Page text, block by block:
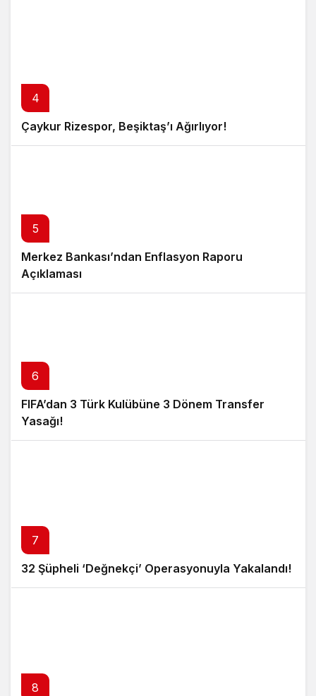
4
Çaykur Rizespor, Beşiktaş’ı Ağırlıyor!
5
Merkez Bankası’ndan Enflasyon Raporu
Açıklaması
6
FIFA’dan 3 Türk Kulübüne 3 Dönem Transfer
Yasağı!
7
32 Şüpheli ‘Değnekçi’ Operasyonuyla Yakalandı!
8